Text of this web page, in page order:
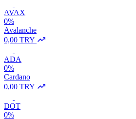
AVAX
0%
Avalanche
0,00 TRY
ADA
0%
Cardano
0,00 TRY
DOT
0%